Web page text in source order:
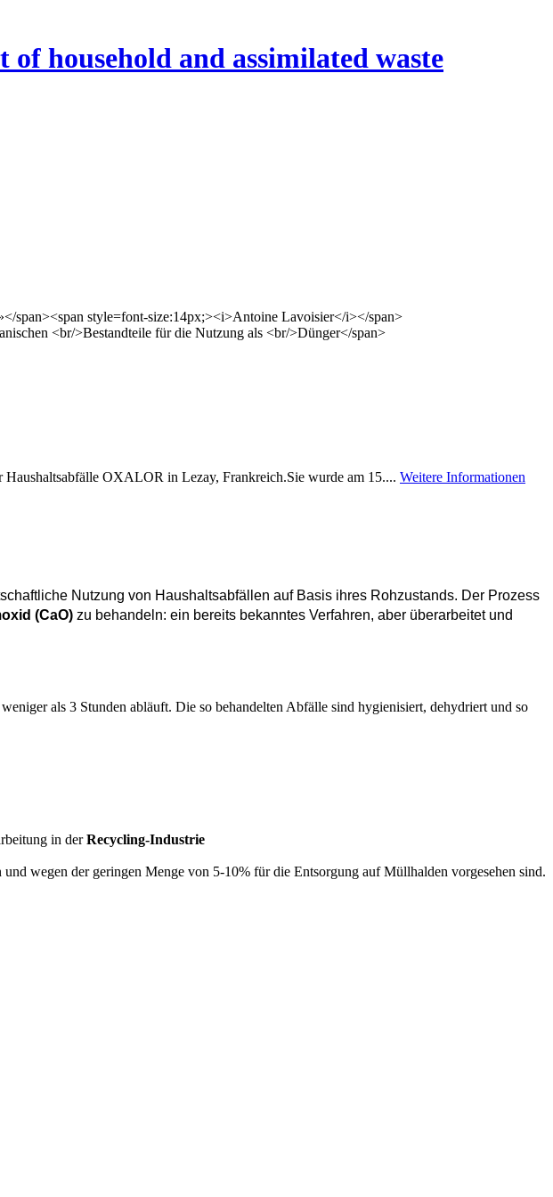
Haushaltsabfälle OXALOR in Lezay, Frankreich.Sie wurde am 15.... Weitere Informationen
Nutzung von Haushaltsabfällen auf Basis ihres Rohzustands. Der Prozess
(CaO) zu behandeln: ein bereits bekanntes Verfahren, aber überarbeitet und
als 3 Stunden abläuft. Die so behandelten Abfälle sind hygienisiert, dehydriert und so
in derRecycling-Industrie
wegen der geringen Menge von 5-10% für die Entsorgung auf Müllhalden vorgesehen sind.